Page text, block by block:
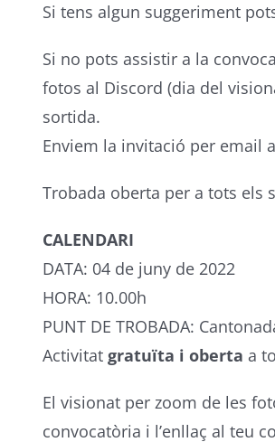
Si tens algun suggeriment
Si no pots assistir a la
fotos al Discord (dia del
sortida.
Enviem la invitació per email
Trobada oberta per a tots els
CALENDARI
DATA: 04 de juny de 2022
HORA: 10.00h
PUNT DE TROBADA:
Activitat gratuïta i oberta a
El visionat per zoom de les
convocatòria i l’enllaç al teu